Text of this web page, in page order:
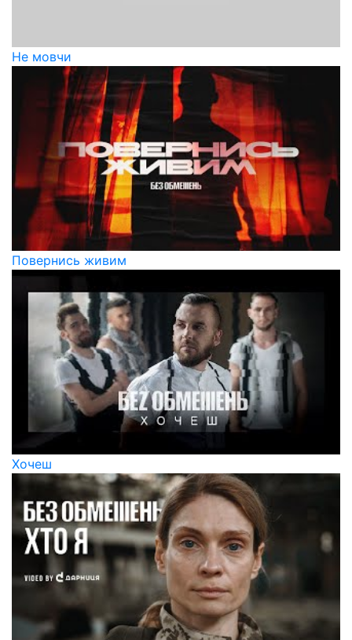
Не мовчи
Повернись живим
Хочеш